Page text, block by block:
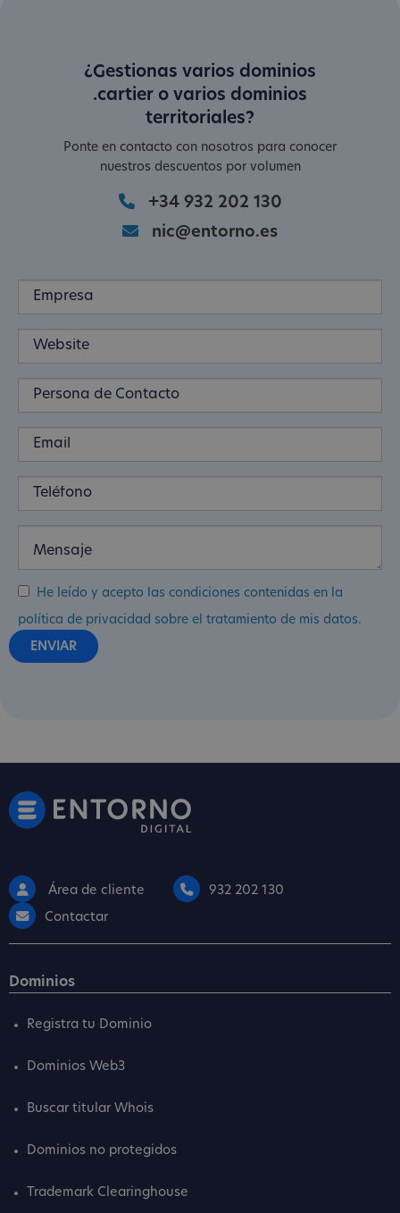
¿Gestionas varios dominios
.cartier o varios dominios
territoriales?
Ponte en contacto con nosotros para conocer
nuestros descuentos por volumen
+34 932 202 130
nic@entorno.es
He leído y acepto las condiciones contenidas en la
política de privacidad sobre el tratamiento de mis datos.
Área de cliente
932 202 130
Contactar
Dominios
Registra tu Dominio
Dominios Web3
Buscar titular Whois
Dominios no protegidos
Trademark Clearinghouse